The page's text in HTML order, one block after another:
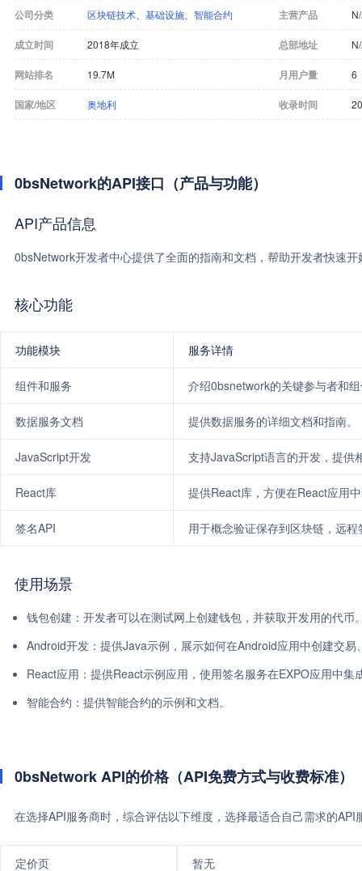
公司分类 区块链技术 基础设施 智能合约 主营产品
成立时间 2018年成立 总部地址
网站排名 19.7M 月用户量 6
国家/地区 奥地利 收录时间
0bsNetwork的API接口（产品与功能）
API产品信息
0bsNetwork开发者中心提供了全面的指南和文档，帮助开发者快速
核心功能
功能模块 服务详情
组件和服务 介绍0bsnetwork的关键参与者和
数据服务文档 提供数据服务的详细文档和指南。
JavaScript开发 支持JavaScript语言的开发，提供
React库 提供React库，方便在React应用
签名API 用于概念验证保存到区块链，远程
使用场景
钱包创建：开发者可以在测试网上创建钱包，并获取开发用的代币
Android开发：提供Java示例，展示如何在Android应用中创建交易
React应用：提供React示例应用，使用签名服务在EXPO应用中集
智能合约：提供智能合约的示例和文档。
0bsNetwork API的价格（API免费方式与收费标准）
在选择API服务商时，综合评估以下维度，选择最适合自己需求的
定价页 暂无